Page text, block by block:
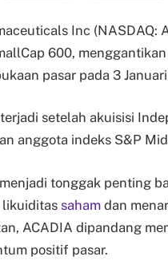
Inc (NASDAQ:
600,
pasar pada 3
setelah akuisisi
anggota indeks S&P
tonggak penting
likuiditas saham dan
ACADIA dipandang
positif pasar.